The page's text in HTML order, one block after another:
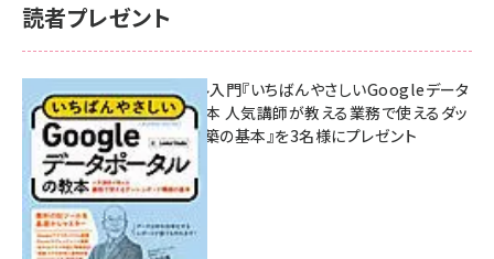
読者プレゼント
無料BIツール入門『いちばんやさしいGoogleデータ
ポータルの教本 人気講師が教える業務で使えるダッ
シュボード構築の基本』を3名様にプレゼント
7月31日 10:00